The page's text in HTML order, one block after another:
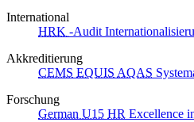
International
HRK -Audit
Akkreditierung
CEMS EQUIS AQAS
Forschung
German U15 HR Excellence